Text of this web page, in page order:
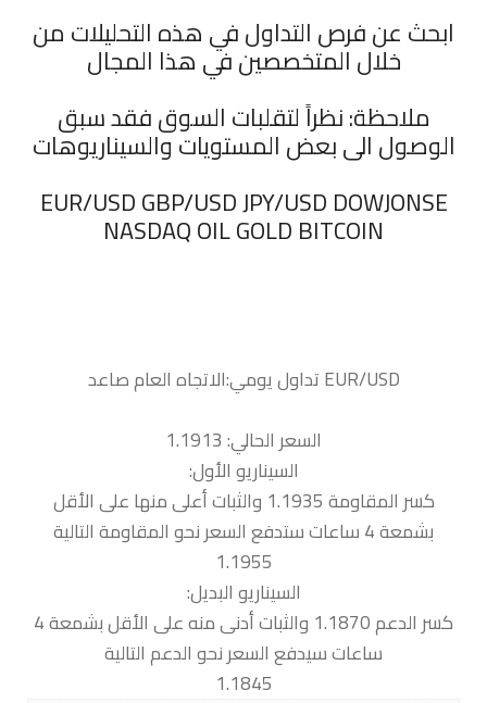
ابحث عن فرص التداول في هذه التحليلات من
خلال المتخصصين في هذا المجال
ملاحظة: نظراً لتقلبات السوق فقد سبق
الوصول الى بعض المستويات والسيناريوهات
‏EUR/USD GBP/USD JPY/USD DOWJONSE
NASDAQ OIL GOLD BITCOIN
السعر الحالي: 1.1913
السيناريو الأول:
كسر المقاومة 1.1935 والثبات أعلى منها على الأقل
بشمعة 4 ساعات ستدفع السعر نحو المقاومة التالية
1.1955
السيناريو البديل:
كسر الدعم 1.1870 والثبات أدنى منه على الأقل بشمعة 4
ساعات سيدفع السعر نحو الدعم التالية
1.1845